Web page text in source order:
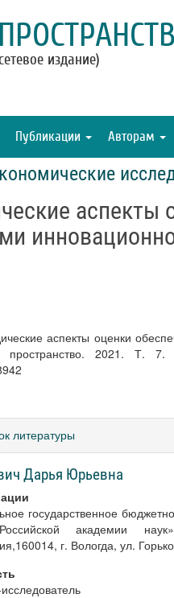
издание)
Публикации Авторам
аспекты
аспекты оценки
пространство. 2021. Т.
литературы
Дарья Юрьевна
государственное
академии
г. Вологда, ул.